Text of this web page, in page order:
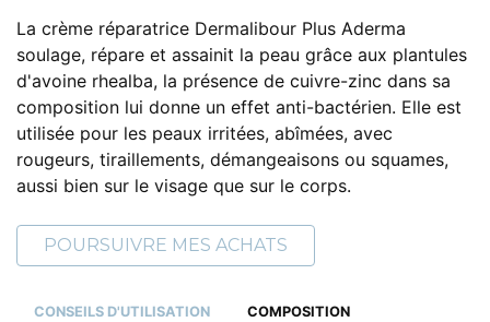
La crème réparatrice Dermalibour Plus Aderma
soulage, répare et assainit la peau grâce aux plantules
d'avoine rhealba, la présence de cuivre-zinc dans sa
composition lui donne un effet anti-bactérien. Elle est
utilisée pour les peaux irritées, abîmées, avec
rougeurs, tiraillements, démangeaisons ou squames,
aussi bien sur le visage que sur le corps.
POURSUIVRE MES ACHATS
CONSEILS D'UTILISATION COMPOSITION